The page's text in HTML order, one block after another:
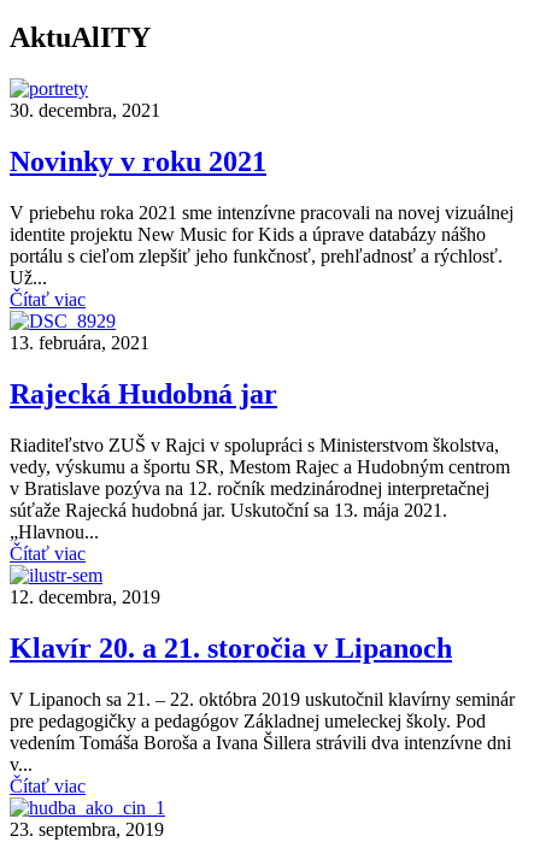
AktuAlITY
30. decembra, 2021
Novinky v roku 2021
V priebehu roka 2021 sme intenzívne pracovali na novej vizuálnej
identite projektu New Music for Kids a úprave databázy nášho
portálu s cieľom zlepšiť jeho funkčnosť, prehľadnosť a rýchlosť.
Už...
Čítať viac
13. februára, 2021
Rajecká Hudobná jar
Riaditeľstvo ZUŠ v Rajci v spolupráci s Ministerstvom školstva,
vedy, výskumu a športu SR, Mestom Rajec a Hudobným centrom
v Bratislave pozýva na 12. ročník medzinárodnej interpretačnej
súťaže Rajecká hudobná jar. Uskutoční sa 13. mája 2021.
„Hlavnou...
Čítať viac
12. decembra, 2019
Klavír 20. a 21. storočia v Lipanoch
V Lipanoch sa 21. – 22. októbra 2019 uskutočnil klavírny seminár
pre pedagogičky a pedagógov Základnej umeleckej školy. Pod
vedením Tomáša Boroša a Ivana Šillera strávili dva intenzívne dni
v...
Čítať viac
23. septembra, 2019